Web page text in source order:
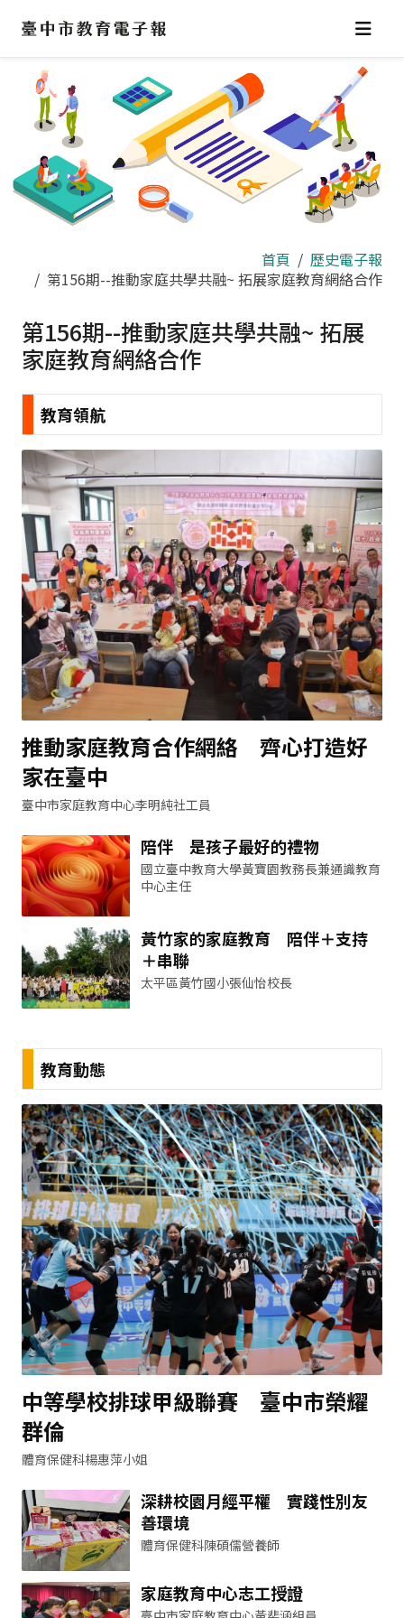
區
首頁
歷史電子報
第156期--推動家庭共學共融~ 拓展家庭教育網絡合作
第156期--推動家庭共學共融~ 拓展
家庭教育網絡合作
教育領航
推動家庭教育合作網絡 齊心打造好
家在臺中
臺中市家庭教育中心李明純社工員
陪伴 是孩子最好的禮物
國立臺中教育大學黃寶園教務長兼通識教育
中心主任
黃竹家的家庭教育 陪伴＋支持
＋串聯
太平區黃竹國小張仙怡校長
教育動態
中等學校排球甲級聯賽 臺中市榮耀
群倫
體育保健科楊惠萍小姐
深耕校園月經平權 實踐性別友
善環境
體育保健科陳碩儒營養師
家庭教育中心志工授證